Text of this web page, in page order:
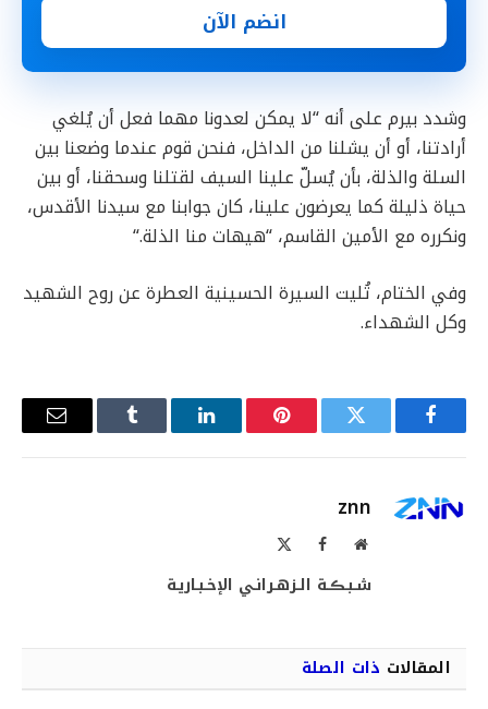
انضم الآن
وشدد بيرم على أنه “لا يمكن لعدونا مهما فعل أن يُلغي
أرادتنا، أو أن يشلنا من الداخل، فنحن قوم عندما وضعنا بين
السلة والذلة، بأن يُسلّ علينا السيف لقتلنا وسحقنا، أو بين
حياة ذليلة كما يعرضون علينا، كان جوابنا مع سيدنا الأقدس،
ونكرره مع الأمين القاسم، “هيهات منا الذلة“.
وفي الختام، تُليت السيرة الحسينية العطرة عن روح الشهيد
وكل الشهداء.
فيسبوك تويتر بينتيريستلينكدإن Tumblr
البريد
znn
موقع فيسبوك
شـبـڪـة الـزهـرانـي الإخـبـاريـة
المقالات ذات الصلة